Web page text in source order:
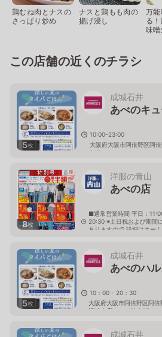
鶏むね肉とナスの
さっぱり炒め
ナスと鶏もも肉の
揚げ浸し
万
る
味噌
この店舗の近くのチラシ
5枚
成城石井
あべのキ
10:00-23:00
大阪府大阪市阿倍野区阿
B1F
8枚
洋服の青山
あべの店
■通常営業時間 平日：
20:30 ※土日祝および期間
ありますので 詳細はホー
5枚
成城石井
あべのハ
10：00 - 20：30
大阪府大阪市阿倍野区阿
近鉄本店タワー館 B2F
成城石井